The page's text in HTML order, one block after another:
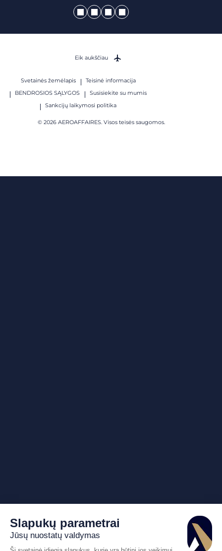
Svetainės žemėlapis
Teisinė informacija
BENDROSIOS SĄLYGOS
Susisiekite su mumis
Sankcijų laikymosi politika
© 2026 AEROAFFAIRES. Visos teisės saugomos.
Eik aukščiau